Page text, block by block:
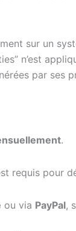
sur un
n’est
par ses
.
requis pour
ou via PayPal,